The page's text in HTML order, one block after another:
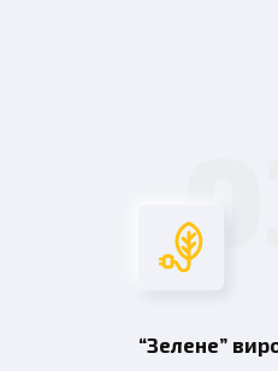
03
“Зелене”